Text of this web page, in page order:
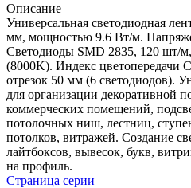
Описание
Универсальная светодиодная
мм, мощностью 9.6 Вт/м.
Светодиоды SMD 2835, 120 шт/м,
(8000K). Индекс
отрезок 50 мм (6 светодиодов).
для организации декоративной
коммерческих помещений,
потолочных ниш, лестниц,
потолков, витражей. Создание
лайтбоксов, вывесок, букв,
на профиль.
Страница серии